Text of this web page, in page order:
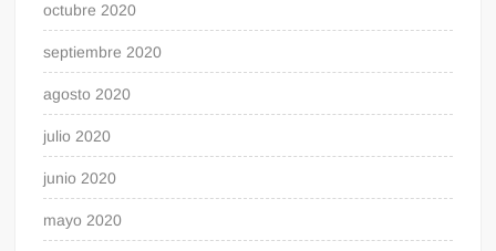
octubre 2020
septiembre 2020
agosto 2020
julio 2020
junio 2020
mayo 2020